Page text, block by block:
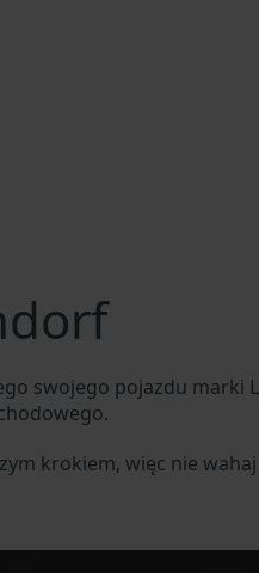
swojego pojazdu marki
krokiem, więc nie